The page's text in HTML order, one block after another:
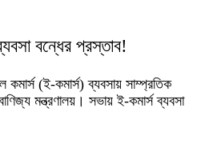
বন্ধের প্রস্তাব!
কমার্স (ই-কমার্স) ব্যবসায় সাম্প্রতিক
মন্ত্রণালয়। সভায় ই-কমার্স ব্যবসা